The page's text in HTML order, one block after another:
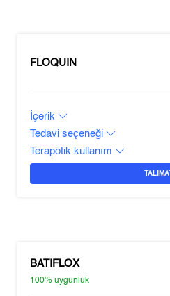
FLOQUIN
İçerik
Tedavi seçeneği
Terapötik kullanım
TALIMAT
BATIFLOX
100%uygunluk